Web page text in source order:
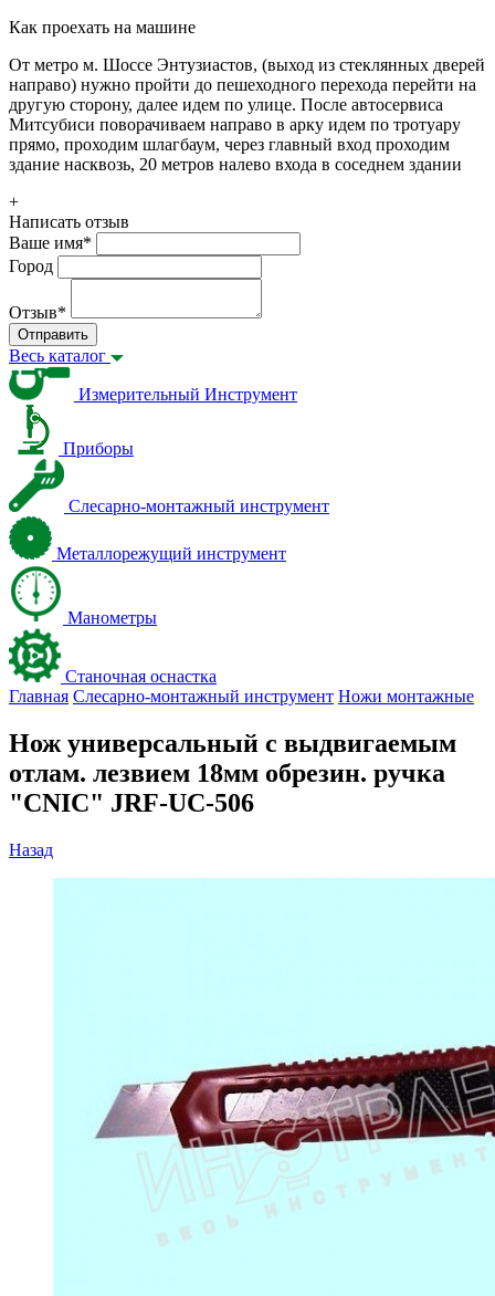
Как проехать на машине
От метро м. Шоссе Энтузиастов, (выход из стеклянных дверей
направо) нужно пройти до пешеходного перехода перейти на
другую сторону, далее идем по улице. После автосервиса
Митсубиси поворачиваем направо в арку идем по тротуару
прямо, проходим шлагбаум, через главный вход проходим
здание насквозь, 20 метров налево входа в соседнем здании
+
Написать отзыв
Ваше имя*
Город
Отзыв*
Отправить
Весь каталог
Измерительный Инструмент
Приборы
Слесарно-монтажный инструмент
Металлорежущий инструмент
Манометры
Станочная оснастка
Главная Слесарно-монтажный инструмент Ножи монтажные
Нож универсальный с выдвигаемым
отлам. лезвием 18мм обрезин. ручка
"CNIC" JRF-UC-506
Назад